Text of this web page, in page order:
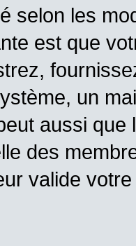
selon les
est que
un
aussi
des
valide